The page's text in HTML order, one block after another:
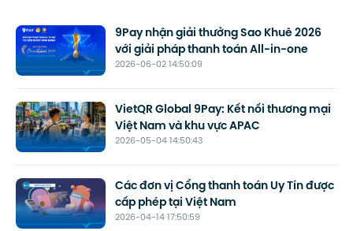
2026-06-02 14:50:09
9Pay nhận giải thưởng Sao Khuê 2026
với giải pháp thanh toán All-in-one
2026-05-04 14:50:43
VietQR Global 9Pay: Kết nối thương mại
Việt Nam và khu vực APAC
2026-04-14 17:50:59
Các đơn vị Cổng thanh toán Uy Tín được
cấp phép tại Việt Nam